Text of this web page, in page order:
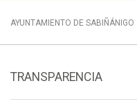
AYUNTAMIENTO DE SABIÑÁNIGO
TRANSPARENCIA